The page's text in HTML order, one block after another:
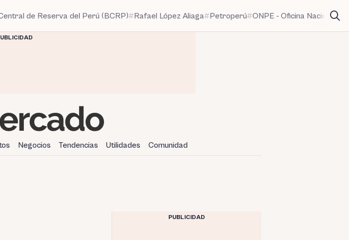
de Reserva del Perú (BCRP) Rafael López Aliaga Petroperú ONPE - Oficina Nacional
Negocios Tendencias Utilidades Comunidad
PUBLICIDAD